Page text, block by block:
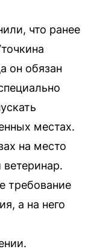
что ранее
он обязан
местах.
на место
требование
а на него